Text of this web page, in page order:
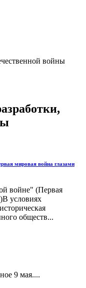
войны
мировая война глазами
войне" (Первая
условиях
обществ...
9 мая....